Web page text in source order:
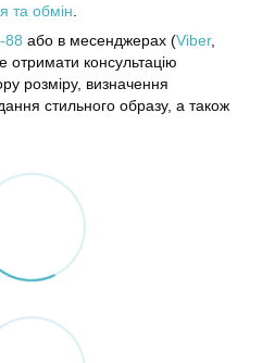
та обмін
88 або в месенджерах (Viber,
отримати консультацію
розміру, визначення
стильного образу, а також